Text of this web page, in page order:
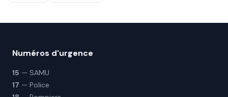
Numéros d'urgence
15 — SAMU
17 — Police